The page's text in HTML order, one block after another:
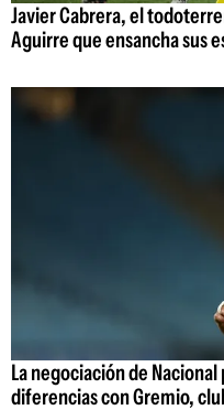
Javier Cabrera, el
Aguirre que ensancha sus
La negociación de
diferencias con Gremio,